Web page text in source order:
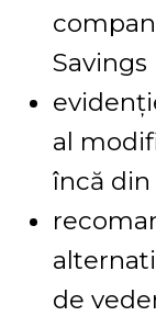
Savings
al
încă din
de